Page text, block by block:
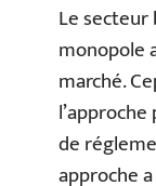
Le
monopole
marché.
de
approche